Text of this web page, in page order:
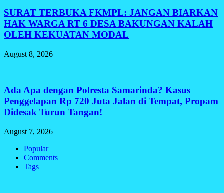
SURAT TERBUKA FKMPL: JANGAN BIARKAN
HAK WARGA RT 6 DESA BAKUNGAN KALAH
OLEH KEKUATAN MODAL
August 8, 2026
Ada Apa dengan Polresta Samarinda? Kasus
Penggelapan Rp 720 Juta Jalan di Tempat, Propam
Didesak Turun Tangan!
August 7, 2026
Popular
Comments
Tags